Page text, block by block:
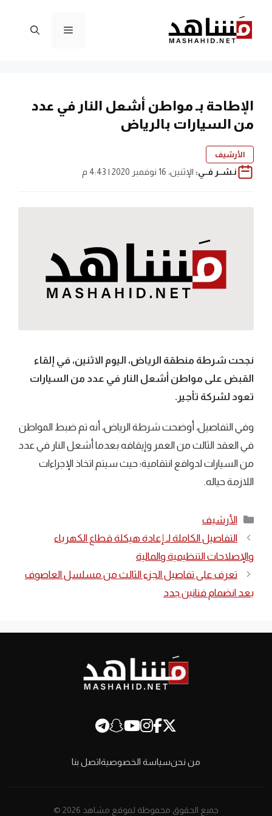
المحتوى
القائمة
الإطاحة بـ مواطن أشعل النار في عدد
من السيارات بالرياض
الأرشيف
نـشــر فــي: الإثنين، 16 نوفمبر 2020 | 4:43 م
نجحت ‏شرطة منطقة الرياض، اليوم الاثنين، في إلقاء
القبض على مواطن أشعل النار في عدد من السيارات
تعود لشركة تأجير.
وفي التفاصيل، أوضحت شرطة الرياض، أنه تم ضبط المواطن
في العقد الثالث من العمر وإيقافه بعدما أشعل النار في عدد
من السيارات لدوافع انتقامية؛ حيث سيتم اتخاذ الإجراءات
اللازمة حياله.
التصنيفات
الأرشيف
التفاصيل الكاملة لـ إعادة هيكلة قطاع الكهرباء
والإصلاحات التنظيمية والمالية
تعرف على تفاصيل الجزء الثالث من مسلسل العاصوف
بعد انضمام فنانين جدد
من نحنسياسة الخصوصيةاتصل بنا
جميع الحقوق محفوظة لموقع مشاهد 2026 ©